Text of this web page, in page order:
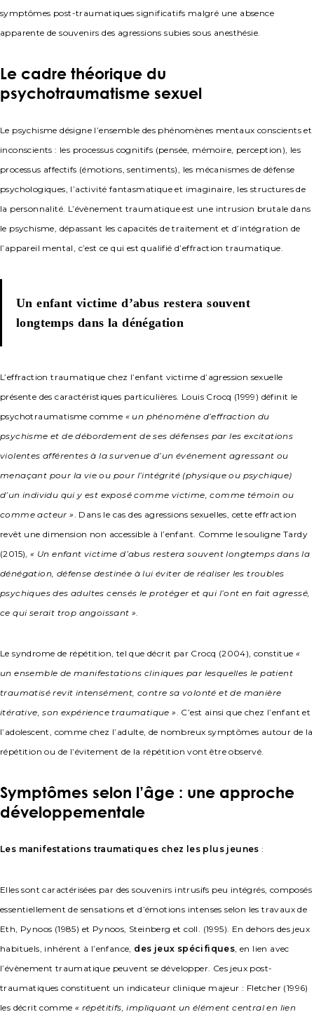
symptômes post-traumatiques significatifs malgré une absence
apparente de souvenirs des agressions subies sous anesthésie.
Le cadre théorique du
psychotraumatisme sexuel
Le psychisme désigne l’ensemble des phénomènes mentaux conscients et
inconscients : les processus cognitifs (pensée, mémoire, perception), les
processus affectifs (émotions, sentiments), les mécanismes de défense
psychologiques, l’activité fantasmatique et imaginaire, les structures de
la personnalité. L’évènement traumatique est une intrusion brutale dans
le psychisme, dépassant les capacités de traitement et d’intégration de
l’appareil mental, c’est ce qui est qualifié d’effraction traumatique.
Un enfant victime d’abus restera souvent
longtemps dans la dénégation
L’effraction traumatique chez l’enfant victime d’agression sexuelle
présente des caractéristiques particulières. Louis Crocq (1999) définit le
psychotraumatisme comme « un phénomène d’effraction du
psychisme et de débordement de ses défenses par les excitations
violentes afférentes à la survenue d’un événement agressant ou
menaçant pour la vie ou pour l’intégrité (physique ou psychique)
d’un individu qui y est exposé comme victime, comme témoin ou
comme acteur ». Dans le cas des agressions sexuelles, cette effraction
revêt une dimension non accessible à l’enfant. Comme le souligne Tardy
(2015),« Un enfant victime d’abus restera souvent longtemps dans la
dénégation, défense destinée à lui éviter de réaliser les troubles
psychiques des adultes censés le protéger et qui l’ont en fait agressé,
ce qui serait trop angoissant ».
Le syndrome de répétition, tel que décrit par Crocq (2004), constitue «
un ensemble de manifestations cliniques par lesquelles le patient
traumatisé revit intensément, contre sa volonté et de manière
itérative, son expérience traumatique ». C’est ainsi que chez l’enfant et
l’adolescent, comme chez l’adulte, de nombreux symptômes autour de la
répétition ou de l’évitement de la répétition vont être observé.
Symptômes selon l’âge : une approche
développementale
Les manifestations traumatiques chez les plus jeunes :
Elles sont caractérisées par des souvenirs intrusifs peu intégrés, composés
essentiellement de sensations et d’émotions intenses selon les travaux de
Eth, Pynoos (1985) et Pynoos, Steinberg et coll. (1995). En dehors des jeux
habituels, inhérent à l’enfance, des jeux spécifiques, en lien avec
l’évènement traumatique peuvent se développer. Ces jeux post-
traumatiques constituent un indicateur clinique majeur : Fletcher (1996)
les décrit comme « répétitifs, impliquant un élément central en lien